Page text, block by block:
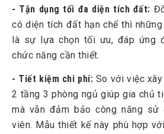
3.6 Thiết kế nhà 2 tầng 3 phòng
Nhà 2 tầng 3 phòng ngủ kiến
Một số lưu ý khi xây nhà 2 tầng 3
- Tận dụng tối đa diện tích đất:
có diện tích đất hạn chế thì
là sự lựa chọn tối ưu, đáp ứng
chức năng cần thiết.
- Tiết kiệm chi phí: So với việc
2 tầng 3 phòng ngủ giúp gia chủ
mà vẫn đảm bảo công năng sử
viên. Mẫu thiết kế này phù hợp